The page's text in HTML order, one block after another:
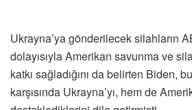
Ukrayna’ya gönderilecek silahların
dolayısıyla Amerikan savunma ve
katkı sağladığını da belirten Biden,
karşısında Ukrayna’yı, hem de